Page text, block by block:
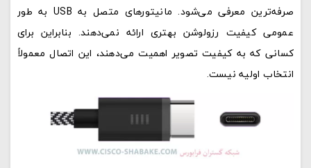
صرفه‌ترین معرفی می‌شود. مانیتورهای متصل به USB به طور
عمومی کیفیت رزولوشن بهتری ارائه نمی‌دهند. بنابراین برای
کسانی که به کیفیت تصویر اهمیت می‌دهند، این اتصال معمولاً
انتخاب اولیه نیست.